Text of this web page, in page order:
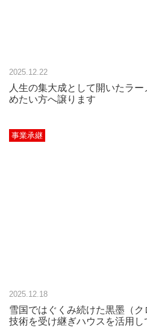
2025.12.22
人生の集大成として開いたラ
めたい方へ譲ります
事業承継
2025.12.18
雪国ではぐくみ続けた黒墨（
技術を受け継ぎハウスを活用